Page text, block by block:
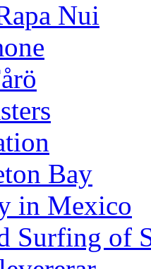
Nui
Bay
in Mexico
Surfing of